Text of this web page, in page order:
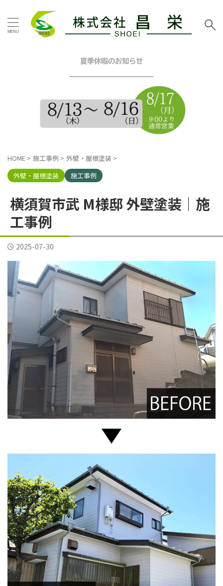
タグ
グリーン グレー シーリング工事
トイレリフォーム
ピンク ブラウン ブルー ベージュ
口コミ 外壁塗装工事 屋根カバー工法
戸建塗装 施工事例 昌栄
横浜市金沢区 横須賀市 横須賀市ハイランド
横須賀市三春町
横須賀市公郷町
横須賀市平作 横須賀市武
横須賀市野比 横須賀市長沢 逗子葉山
夏季休暇のお知らせ
━━━━━━━━━━━━
HOME > 施工事例 > 外壁・屋根塗装 >
外壁・屋根塗装
施工事例
横須賀市武 M様邸 外壁塗装｜施
工事例
2025-07-30